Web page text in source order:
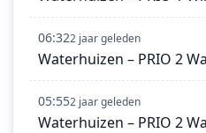
06:322 jaar geleden
Waterhuizen – PRIO 2
05:552 jaar geleden
Waterhuizen – PRIO 2